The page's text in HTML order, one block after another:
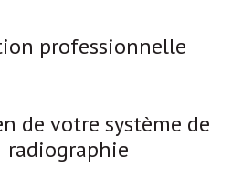
professionnelle
de votre système de
radiographie